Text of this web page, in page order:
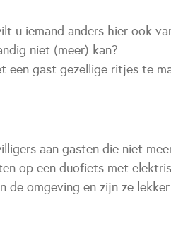
u iemand anders hier ook
niet (meer) kan?
een gast gezellige ritjes te
aan gasten die niet
op een duofiets met
de omgeving en zijn ze